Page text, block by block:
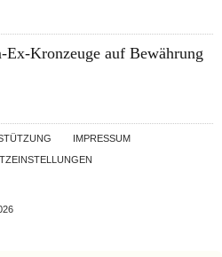
Ex-Kronzeuge auf Bewährung
IMPRESSUM